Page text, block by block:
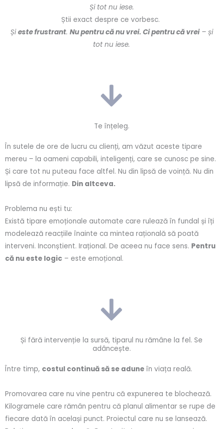
Și tot nu iese.
Știi exact despre ce vorbesc.
Șieste frustrant. Nu pentru că nu vrei. Ci pentru că vrei– și
tot nu iese.
Te înțeleg.
În sutele de ore de lucru cu clienți, am văzut aceste tipare
mereu – la oameni capabili, inteligenți, care se cunosc pe sine.
Și care tot nu puteau face altfel. Nu din lipsă de voință. Nu din
lipsă de informație. Din altceva.
Problema nu ești tu:
Există tipare emoționale automate care rulează în fundal și îți
modelează reacțiile înainte ca mintea rațională să poată
interveni. Inconștient. Irațional. De aceea nu face sens. Pentru
că nu este logic – este emoțional.
Și fără intervenție la sursă, tiparul nu rămâne la fel. Se
adâncește.
Între timp, costul continuă să se adune în viața reală.
Promovarea care nu vine pentru că expunerea te blochează.
Kilogramele care rămân pentru că planul alimentar se rupe de
fiecare dată în același punct. Proiectul care nu se lansează.